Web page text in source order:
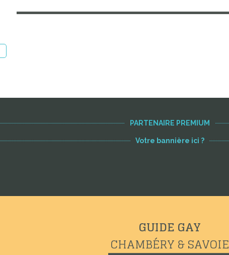
PARTENAIRE PREMIUM
Votre bannière ici ?
GUIDE GAY
CHAMBÉRY & SAVOIE